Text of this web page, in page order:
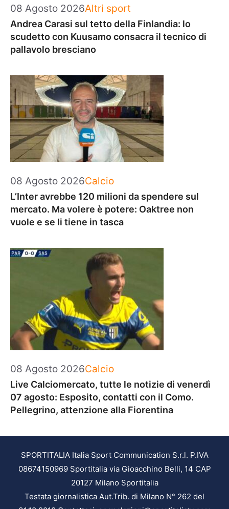
08 Agosto 2026Categorie
Altri sport
Andrea Carasi sul tetto della Finlandia: lo
scudetto con Kuusamo consacra il tecnico di
pallavolo bresciano
08 Agosto 2026Categorie
Calcio
L’Inter avrebbe 120 milioni da spendere sul
mercato. Ma volere è potere: Oaktree non
vuole e se li tiene in tasca
08 Agosto 2026Categorie
Calcio
Live Calciomercato, tutte le notizie di venerdì
07 agosto: Esposito, contatti con il Como.
Pellegrino, attenzione alla Fiorentina
SPORTITALIA Italia Sport Communication S.r.l. P.IVA
08674150969 Sportitalia via Gioacchino Belli, 14 CAP
20127 Milano Sportitalia
Testata giornalistica Aut.Trib. di Milano N° 262 del